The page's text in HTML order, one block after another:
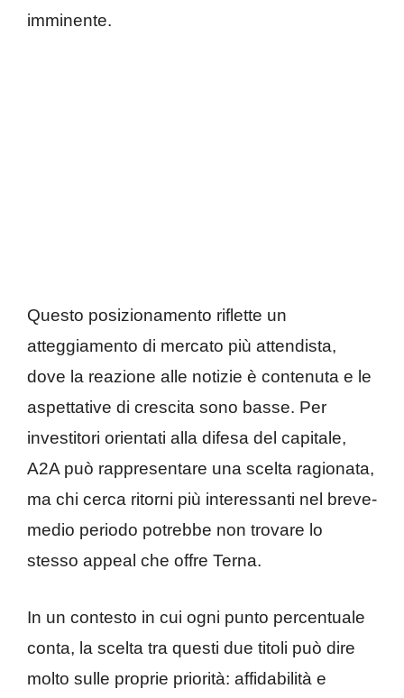
imminente.
Questo posizionamento riflette un
atteggiamento di mercato più attendista,
dove la reazione alle notizie è contenuta e le
aspettative di crescita sono basse. Per
investitori orientati alla difesa del capitale,
A2A può rappresentare una scelta ragionata,
ma chi cerca ritorni più interessanti nel breve-
medio periodo potrebbe non trovare lo
stesso appeal che offre Terna.
In un contesto in cui ogni punto percentuale
conta, la scelta tra questi due titoli può dire
molto sulle proprie priorità: affidabilità e